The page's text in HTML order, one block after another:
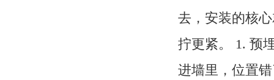
去，安装的核
拧更紧。 1. 预
进墙里，位置